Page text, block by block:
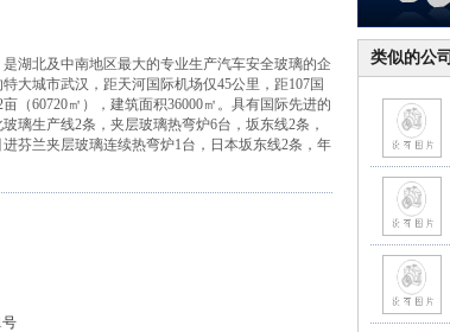
湖北及中南地区最大的专业生产汽车安全玻璃的企
大城市武汉，距天河国际机场仅45公里，距107国
（60720㎡），建筑面积36000㎡。具有国际先进的
璃生产线2条，夹层玻璃热弯炉6台，坂东线2条，
芬兰夹层玻璃连续热弯炉1台，日本坂东线2条，年
号
类似的公司